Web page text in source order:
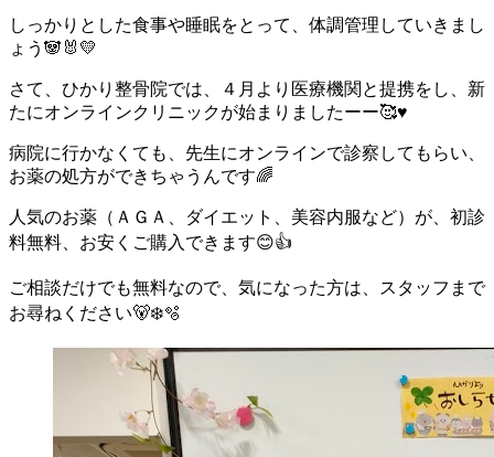
しっかりとした食事や睡眠をとって、体調管理していきまし
ょう🐼🐰💛
さて、ひかり整骨院では、４月より医療機関と提携をし、新
たにオンラインクリニックが始まりましたーー🥰♥️
病院に行かなくても、先生にオンラインで診察してもらい、
お薬の処方ができちゃうんです🌈
人気のお薬（ＡＧＡ、ダイエット、美容内服など）が、初診
料無料、お安くご購入できます😊👍
ご相談だけでも無料なので、気になった方は、スタッフまで
お尋ねください🐻‍❄️🫧